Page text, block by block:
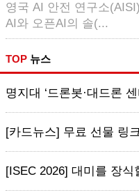
영국 AI 안전 연구소
AI와 오픈AI의 솔(...
TOP 뉴스
명지대 ‘드론봇·대드론
[카드뉴스] 무료 선물 링
[ISEC 2026] 대미를 장